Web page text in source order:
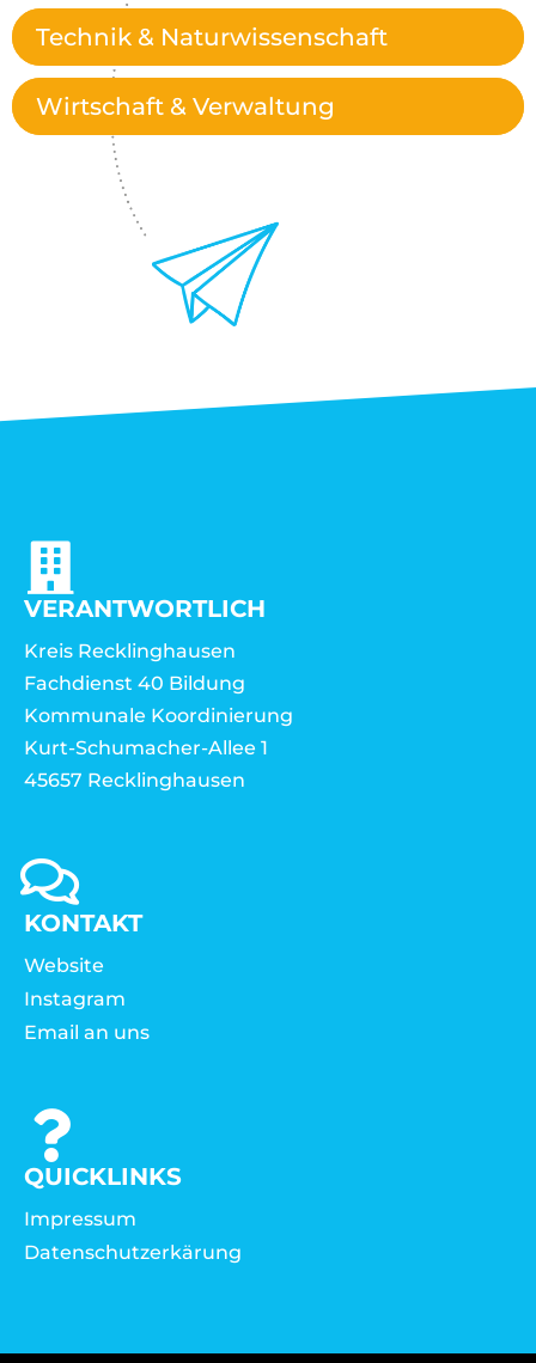
Technik & Naturwissenschaft
Wirtschaft & Verwaltung
VERANTWORTLICH
Kreis Recklinghausen
Fachdienst 40 Bildung
Kommunale Koordinierung
Kurt-Schumacher-Allee 1
45657 Recklinghausen
KONTAKT
Website
Instagram
Email an uns
QUICKLINKS
Impressum
Datenschutzerkärung